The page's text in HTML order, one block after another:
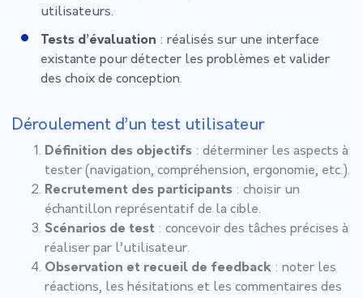
utilisateurs.
Tests d’évaluation : réalisés sur une interface
existante pour détecter les problèmes et valider
des choix de conception.
Déroulement d’un test utilisateur
Définition des objectifs : déterminer les aspects à
tester (navigation, compréhension, ergonomie, etc.).
Recrutement des participants : choisir un
échantillon représentatif de la cible.
Scénarios de test : concevoir des tâches précises à
réaliser par l’utilisateur.
Observation et recueil de feedback : noter les
réactions, les hésitations et les commentaires des